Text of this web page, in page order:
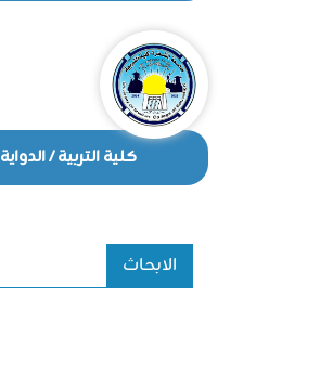
كلية التربية / الدواية
الابحاث